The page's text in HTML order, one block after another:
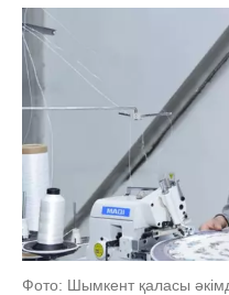
Фото: Шымкент қаласы